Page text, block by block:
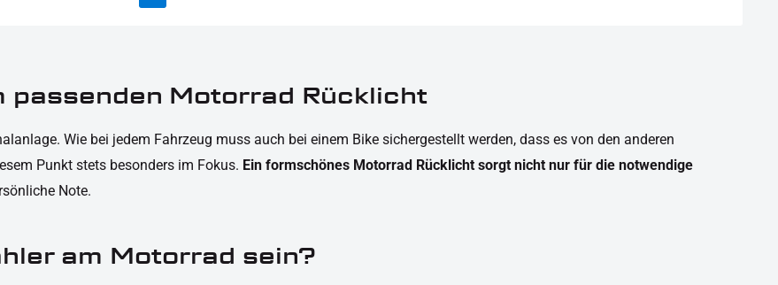
passenden Motorrad Rücklicht
Wie bei jedem Fahrzeug muss auch bei einem Bike sichergestellt werden, dass es von den anderen
Punkt stets besonders im Fokus. Ein formschönes Motorrad Rücklicht sorgt nicht nur für die notwendige
Note.
am Motorrad sein?